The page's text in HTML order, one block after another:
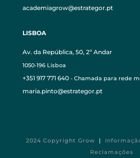
academiagrow@estrategor.pt
LISBOA
Av. da República, 50, 2º Andar
1050-196 Lisboa
+351 917 771 640- Chamada para rede
maria.pinto@estrategor.pt
2024 Copyright Grow |
Reclamações